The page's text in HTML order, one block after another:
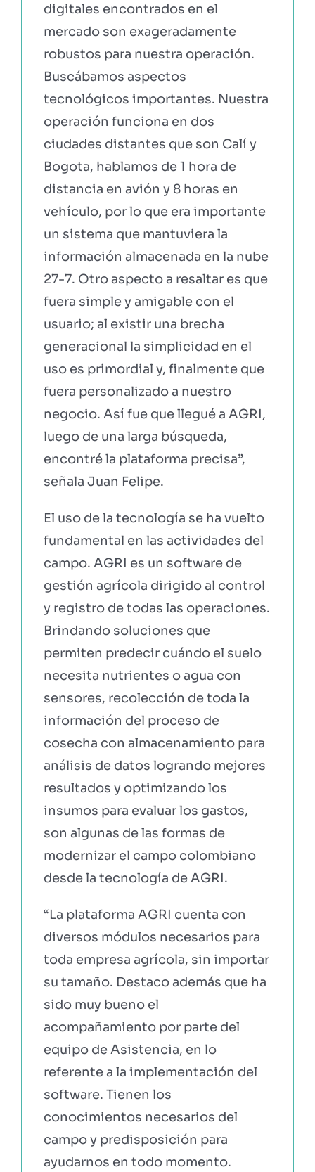
digitales encontrados en el
mercado son exageradamente
robustos para nuestra operación.
Buscábamos aspectos
tecnológicos importantes. Nuestra
operación funciona en dos
ciudades distantes que son Calí y
Bogota, hablamos de 1 hora de
distancia en avión y 8 horas en
vehículo, por lo que era importante
un sistema que mantuviera la
información almacenada en la nube
27-7. Otro aspecto a resaltar es que
fuera simple y amigable con el
usuario; al existir una brecha
generacional la simplicidad en el
uso es primordial y, finalmente que
fuera personalizado a nuestro
negocio. Así fue que llegué a AGRI,
luego de una larga búsqueda,
encontré la plataforma precisa”,
señala Juan Felipe.
El uso de la tecnología se ha vuelto
fundamental en las actividades del
campo. AGRI es un software de
gestión agrícola dirigido al control
y registro de todas las operaciones.
Brindando soluciones que
permiten predecir cuándo el suelo
necesita nutrientes o agua con
sensores, recolección de toda la
información del proceso de
cosecha con almacenamiento para
análisis de datos logrando mejores
resultados y optimizando los
insumos para evaluar los gastos,
son algunas de las formas de
modernizar el campo colombiano
desde la tecnología de AGRI.
“La plataforma AGRI cuenta con
diversos módulos necesarios para
toda empresa agrícola, sin importar
su tamaño. Destaco además que ha
sido muy bueno el
acompañamiento por parte del
equipo de Asistencia, en lo
referente a la implementación del
software. Tienen los
conocimientos necesarios del
campo y predisposición para
ayudarnos en todo momento.